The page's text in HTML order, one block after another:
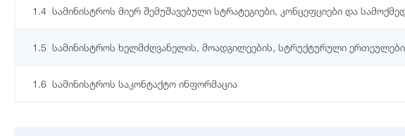
1.4 სამინისტროს მიერ შემუშავებული სტრატეგიები, კონცეფციები და
1.5 სამინისტროს ხელმძღვანელის, მოადგილეების, სტრუქტურული
1.6 სამინისტროს საკონტაქტო ინფორმაცია